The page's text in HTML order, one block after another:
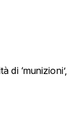
di ‘munizioni’,